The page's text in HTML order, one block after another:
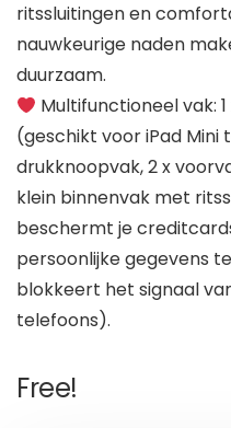
ritssluitingen en
nauwkeurige naden
duurzaam.
Multifunctioneel vak:
(geschikt voor iPad Mini
drukknoopvak, 2 x
klein binnenvak met
beschermt je
persoonlijke gegevens
blokkeert het signaal
telefoons).
Free!